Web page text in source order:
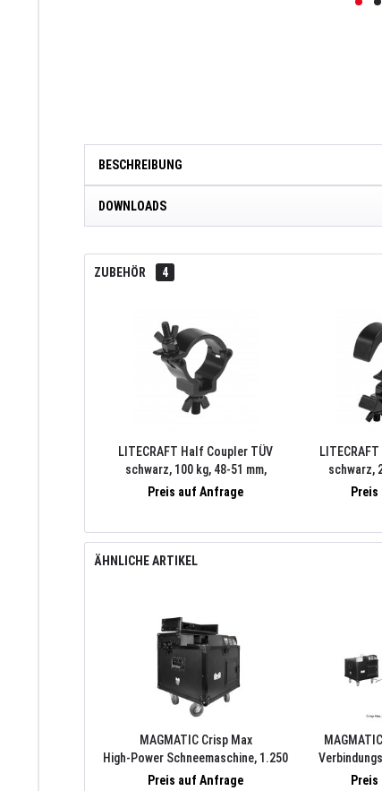
BESCHREIBUNG
DOWNLOADS
ZUBEHÖR 4
LITECRAFT Half Coupler TÜV
schwarz, 100 kg, 48-51 mm,
Schraube M10
Preis auf Anfrage
schwarz,
ÄHNLICHE ARTIKEL
MAGMATIC Crisp Max
High-Power Schneemaschine, 1.250
W, DMX-512 A (RDM)
Preis auf Anfrage